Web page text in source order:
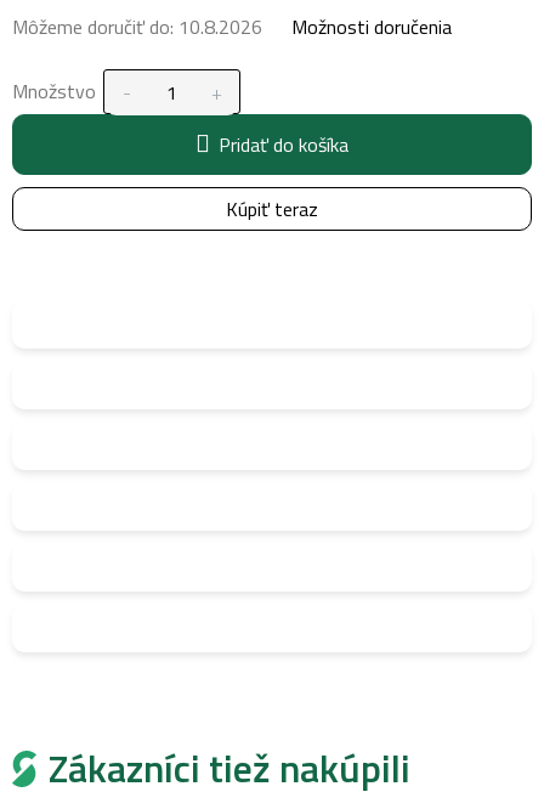
Môžeme doručiť do: 10.8.2026 Možnosti doručenia
Množstvo
Pridať do košíka
Kúpiť teraz
Zákazníci tiež nakúpili